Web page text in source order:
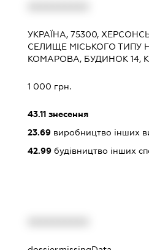
УКРАЇНА, 75300,
СЕЛИЩЕ МІСЬКОГО ТИПУ
КОМАРОВА, БУДИНОК 14,
1 000 грн.
43.11 знесення
23.69 виробництво інших
42.99 будівництво інших